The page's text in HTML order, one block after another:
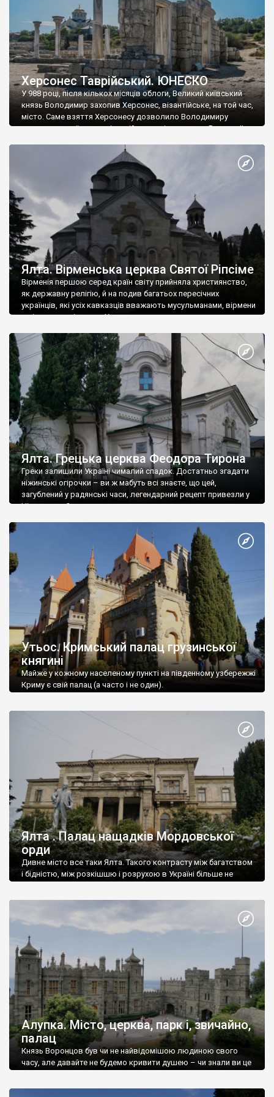
Херсонес Таврійський. ЮНЕСКО
У 988 році, після кількох місяців облоги, Великий київський
князь Володимир захопив Херсонес, візантійське, на той час,
місто. Саме взяття Херсонесу дозволило Володимиру
диктувати свої умови візантійському імператору Василю ІІ, та
Херсонесі Володимир-язичник, став Василем-християнином.
А потім було Хрещення Русі. На честь Херсонесу Таврійського
Ялта. Вірменська церква Святої Ріпсіме
Вірменія першою серед країн світу прийняла християнство,
як державну релігію, й на подив багатьох пересічних
українців, які усіх кавказців вважають мусульманами, вірмени
є відданими вірянами Христа
Ялта. Грецька церква Феодора Тирона
Греки залишили Україні чималий спадок. Достатньо згадати
ніжинські огірочки – ви ж мабуть всі знаєте, що цей,
загублений у радянські часи, легендарний рецепт привезли у
Ніжин греки?
Утьос. Кримський палац грузинської
княгині
Майже у кожному населеному пункті на південному узбережжі
Криму є свій палац (а часто і не один).
Ялта . Палац нащадків Мордовської
орди
Дивне місто все таки Ялта. Такого контрасту між багатством
і бідністю, між розкішшю і розрухою в Україні більше не
Алупка. Місто, церква, парк і, звичайно,
палац
Князь Воронцов був чи не найвідомішою людиною свого
часу, але давайте не будемо кривити душею – чи знали ви це